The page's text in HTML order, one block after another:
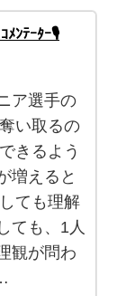
ﾒﾝﾃｰﾀｰ🎙
ア選手の
い取るの
きるよう
増えると
ても理解
ても、1人
観が問わ